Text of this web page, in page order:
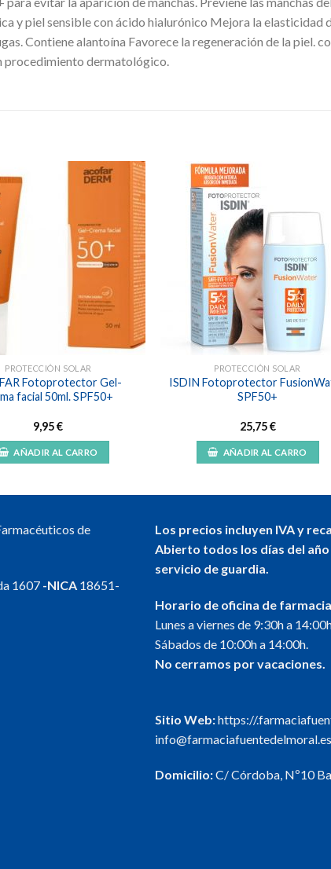
y piel sensible con ácido hialurónico Mejora la elasticidad
Contiene alantoína Favorece la regeneración de la piel.
procedimiento dermatológico.
Añadir
a la
lista de
deseos
PROTECCIÓN SOLAR
Fotoprotector Gel-
facial 50ml. SPF50+
9,95€
AÑADIR AL CARRO
a la
PROTECCIÓN SOLAR
ISDIN Fotoprotector
SPF50+
25,75€
AÑADIR AL CARRO
de
1607 -NICA 18651-
Los precios incluyen IVA y
Abierto todos los días del
servicio de guardia.
Horario de oficina de
Lunes a viernes de 9:30h a
Sábados de 10:00h a 14:00h.
No cerramos por vacaciones.
Sitio Web:https://
info@farmaciafuentedelmoral.es
Domicilio:C/ Córdoba, Nº10